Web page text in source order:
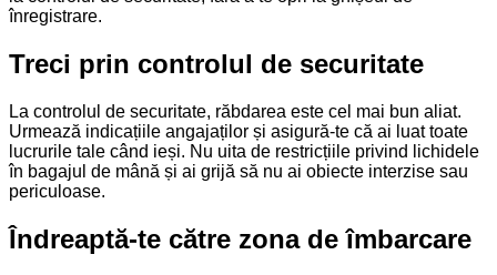
înregistrare.
Treci prin controlul de securitate
La controlul de securitate, răbdarea este cel mai bun aliat.
Urmează indicațiile angajaților și asigură-te că ai luat toate
lucrurile tale când ieși. Nu uita de restricțiile privind lichidele
în bagajul de mână și ai grijă să nu ai obiecte interzise sau
periculoase.
Îndreaptă-te către zona de îmbarcare